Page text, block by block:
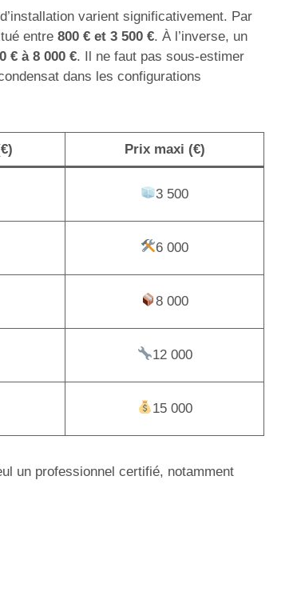
varient significativement. Par
entre 800 € et 3 500 €. À l’inverse, un
€ à 8 000 €. Il ne faut pas sous-estimer
dans les configurations
Prix maxi (€)
3 500
6 000
8 000
12 000
15 000
un professionnel certifié, notamment